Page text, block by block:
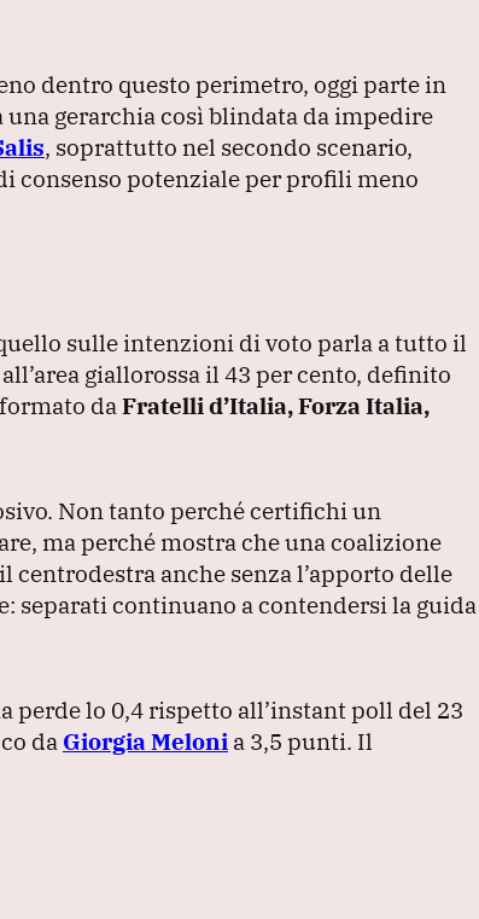
dentro questo perimetro, oggi parte in
gerarchia così blindata da impedire
, soprattutto nel secondo scenario,
consenso potenziale per profili meno
sulle intenzioni di voto parla a tutto il
giallorossa il 43 per cento, definito
da Fratelli d’Italia, Forza Italia,
Non tanto perché certifichi un
ma perché mostra che una coalizione
anche senza l’apporto delle
separati continuano a contendersi la guida
perde lo 0,4 rispetto all’instant poll del 23
da Giorgia Meloni a 3,5 punti. Il